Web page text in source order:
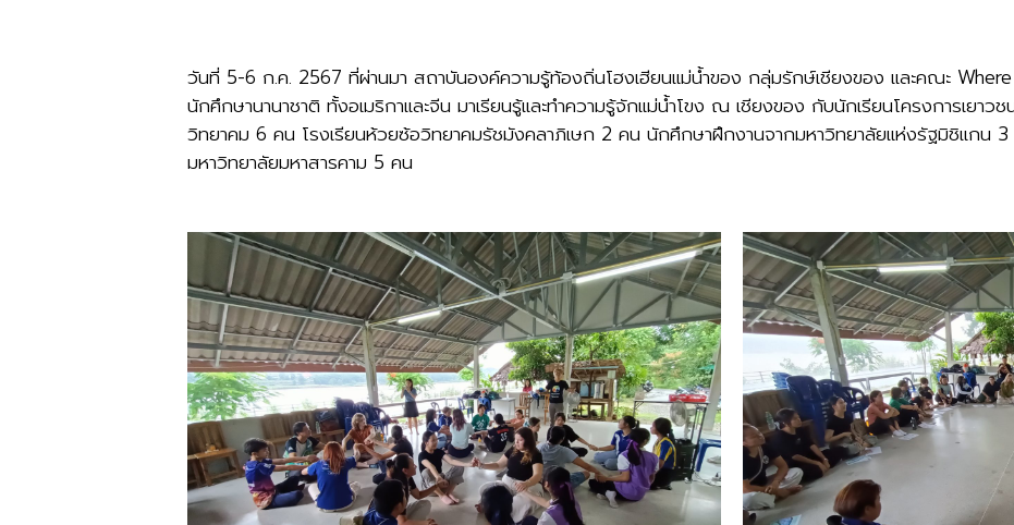
วันที่ 5-6 ก.ค. 2567 ที่ผ่านมา สถาบันองค์ความรู้ท้องถิ่นโฮงเฮียนแม่น้ำของ กลุ่มรักษ์เชียงของ และคณะ
นักศึกษานานาชาติ ทั้งอเมริกาและจีน มาเรียนรู้และทำความรู้จักแม่น้ำโขง ณ เชียงของ กับนักเรียนโครงการเยาวช
วิทยาคม 6 คน โรงเรียนห้วยซ้อวิทยาคมรัชมังคลาภิเษก 2 คน นักศึกษาฝึกงานจากมหาวิทยาลัยแห่งรัฐมิชิแกน
มหาวิทยาลัยมหาสารคาม 5 คน